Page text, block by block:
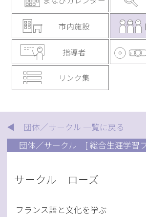
市内施設
指導者
リンク集
◀ 団体／サークル 一覧に戻る
団体／サークル
[ 総合生涯学習
サークル ローズ
フランス語と文化を学ぶ